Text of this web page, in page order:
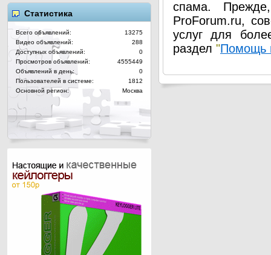
спама.
ProForum.ru,
услуг для
раздел "Помощь
Статистика
Всего объявлений:
13275
Видео объявлений:
288
Доступных объявлений:
0
Просмотров объявлений:
4555449
Объявлений в день:
0
Пользователей в системе:
1812
Основной регион:
Москва